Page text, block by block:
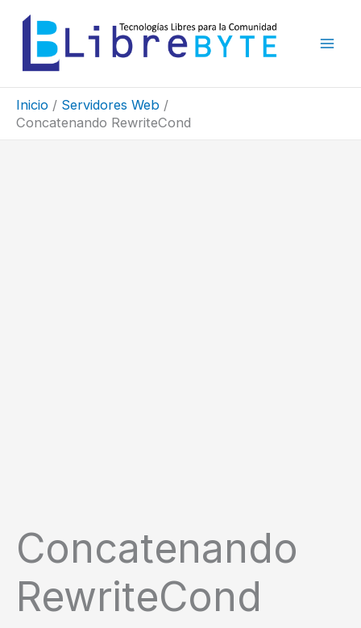
contenido
Inicio
Servidores Web
Concatenando RewriteCond
Concatenando
RewriteCond